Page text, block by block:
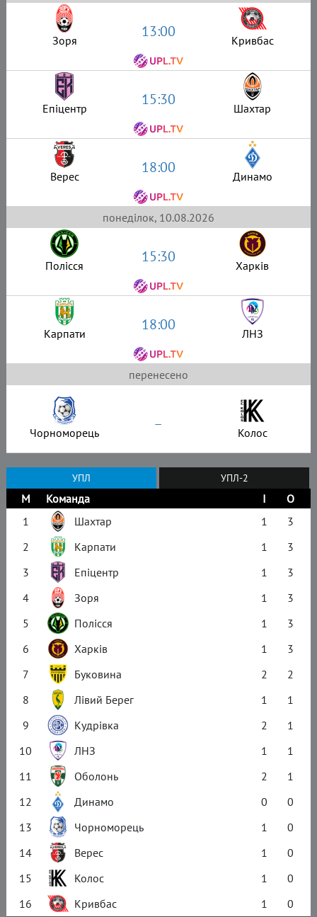
Зоря 13:00 Кривбас
Епіцентр 15:30 Шахтар
Верес 18:00 Динамо
понеділок, 10.08.2026
Полісся 15:30 Харків
Карпати 18:00 ЛНЗ
перенесено
Чорноморець – Колос
УПЛ УПЛ-2
М Команда І
О
1
Шахтар 1
3
2
Карпати 1
3
3
Епіцентр 1
3
4
Зоря 1
3
5
Полісся 1
3
6
Харків 1
3
7
Буковина 2
2
8
Лівий Берег 1
1
9
Кудрівка 2
1
10
ЛНЗ 1
1
11
Оболонь 2
1
12
Динамо 0
0
13
Чорноморець 1
0
14
Верес 1
0
15
Колос 1
0
16
Кривбас 1 0